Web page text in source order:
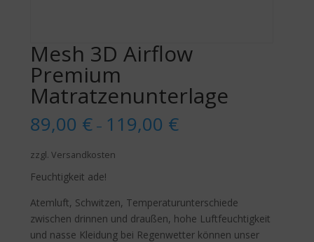
Mesh 3D Airflow
Premium
Matratzenunterlage
89,00 € – 119,00 €
zzgl. Versandkosten
Feuchtigkeit ade!
Atemluft, Schwitzen, Temperaturunterschiede
zwischen drinnen und draußen, hohe Luftfeuchtigkeit
und nasse Kleidung bei Regenwetter können unser